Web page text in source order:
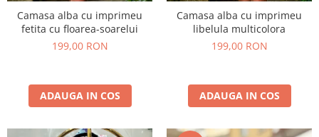
Camasa alba cu imprimeu
fetita cu floarea-soarelui
199,00 RON
ADAUGA IN COS
Camasa alba cu imprimeu
libelula multicolora
199,00 RON
ADAUGA IN COS